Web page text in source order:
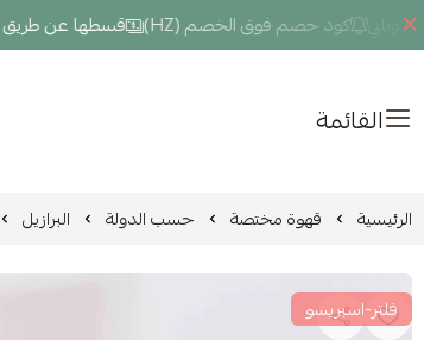
كود خصم فوق الخصم (HZ) قسطها عن طريق
القائمة
الرئيسية قهوة مختصة حسب الدولة البرازيل
فلتر-اسبريسو